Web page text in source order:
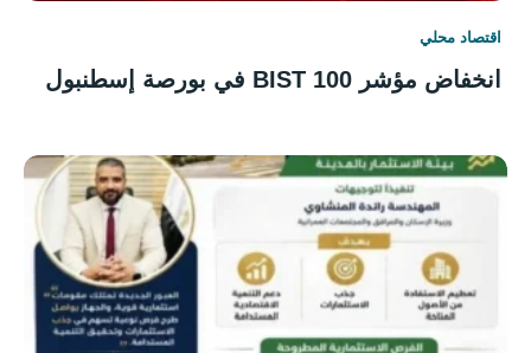
اقتصاد محلي
انخفاض مؤشر BIST 100 في بورصة إسطنبول